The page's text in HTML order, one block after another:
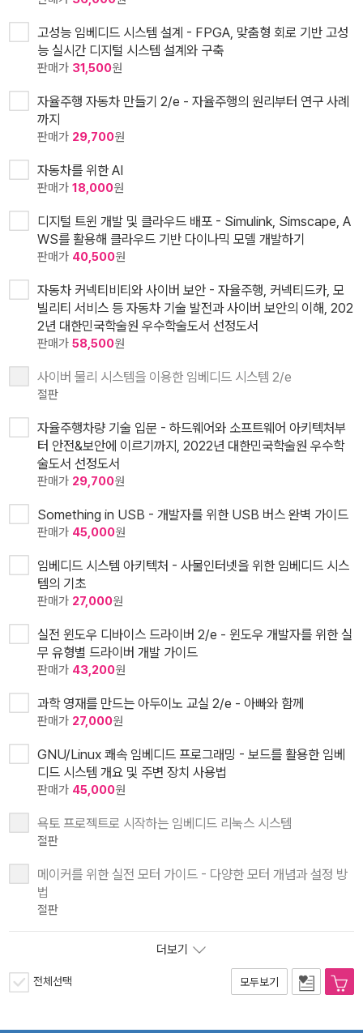
고성능 임베디드 시스템 설계 - FPGA, 맞춤형 회로 기반 고성
능 실시간 디지털 시스템 설계와 구축
판매가 31,500원
자율주행 자동차 만들기 2/e - 자율주행의 원리부터 연구 사례
까지
판매가 29,700원
자동차를 위한 AI
판매가 18,000원
디지털 트윈 개발 및 클라우드 배포 - Simulink, Simscape, A
WS를 활용해 클라우드 기반 다이나믹 모델 개발하기
판매가 40,500원
자동차 커넥티비티와 사이버 보안 - 자율주행, 커넥티드카, 모
빌리티 서비스 등 자동차 기술 발전과 사이버 보안의 이해, 202
2년 대한민국학술원 우수학술도서 선정도서
판매가 58,500원
사이버 물리 시스템을 이용한 임베디드 시스템 2/e
절판
자율주행차량 기술 입문 - 하드웨어와 소프트웨어 아키텍처부
터 안전&보안에 이르기까지, 2022년 대한민국학술원 우수학
술도서 선정도서
판매가 29,700원
Something in USB - 개발자를 위한 USB 버스 완벽 가이드
판매가 45,000원
임베디드 시스템 아키텍처 - 사물인터넷을 위한 임베디드 시스
템의 기초
판매가 27,000원
실전 윈도우 디바이스 드라이버 2/e - 윈도우 개발자를 위한 실
무 유형별 드라이버 개발 가이드
판매가 43,200원
과학 영재를 만드는 아두이노 교실 2/e - 아빠와 함께
판매가 27,000원
GNU/Linux 쾌속 임베디드 프로그래밍 - 보드를 활용한 임베
디드 시스템 개요 및 주변 장치 사용법
판매가 45,000원
욕토 프로젝트로 시작하는 임베디드 리눅스 시스템
절판
메이커를 위한 실전 모터 가이드 - 다양한 모터 개념과 설정 방
법
절판
더보기
전체선택 모두보기